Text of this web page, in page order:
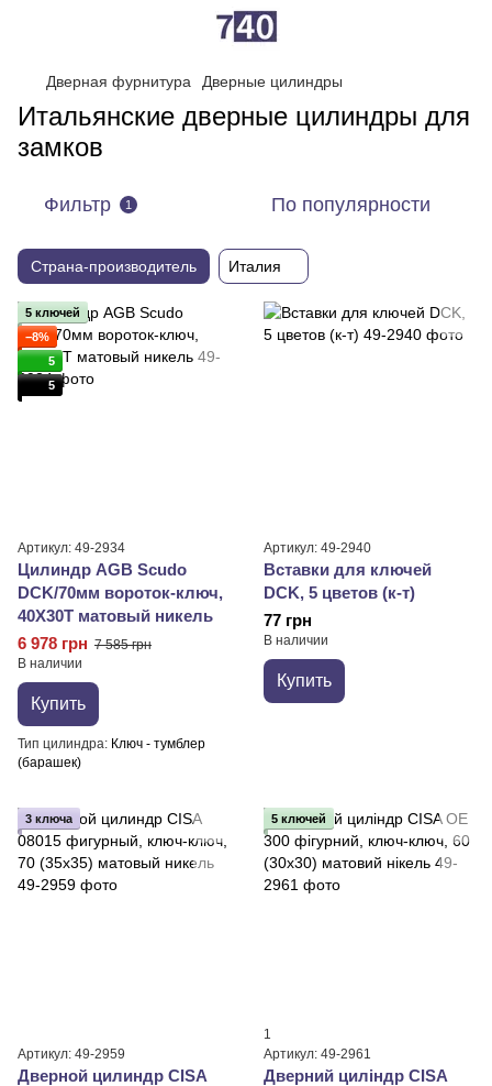
Дверная фурнитура Дверные цилиндры
Итальянские дверные цилиндры для
замков
Фильтр 1 По популярности
Страна-производитель Италия
5 ключей
−8%
5
5
Артикул: 49-2934
Цилиндр AGB Scudo
DCK/70мм вороток-ключ,
40X30T матовый никель
6 978 грн 7 585 грн
В наличии
Купить
Тип цилиндра Ключ - тумблер
(барашек)
Артикул: 49-2940
Вставки для ключей
DCK, 5 цветов (к-т)
77 грн
В наличии
Купить
3 ключа
Артикул: 49-2959
Дверной цилиндр CISA
5 ключей
1
Артикул: 49-2961
Дверний циліндр CISA